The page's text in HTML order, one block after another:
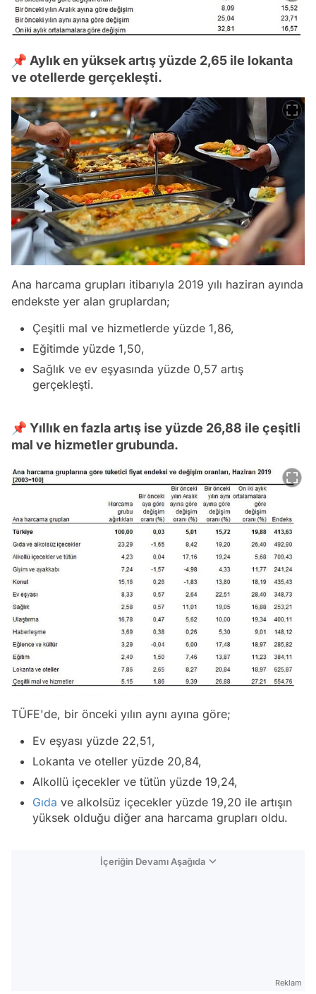
📌 Aylık en yüksek artış yüzde 2,65 ile lokanta
ve otellerde gerçekleşti.
Ana harcama grupları itibarıyla 2019 yılı haziran ayında
endekste yer alan gruplardan;
Çeşitli mal ve hizmetlerde yüzde 1,86,
Eğitimde yüzde 1,50,
Sağlık ve ev eşyasında yüzde 0,57 artış
gerçekleşti.
📌 Yıllık en fazla artış ise yüzde 26,88 ile çeşitli
mal ve hizmetler grubunda.
TÜFE'de, bir önceki yılın aynı ayına göre;
Ev eşyası yüzde 22,51,
Lokanta ve oteller yüzde 20,84,
Alkollü içecekler ve tütün yüzde 19,24,
Gıda ve alkolsüz içecekler yüzde 19,20 ile artışın
yüksek olduğu diğer ana harcama grupları oldu.
İçeriğin Devamı Aşağıda
Reklam